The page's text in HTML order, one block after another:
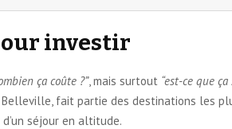
investir
ça coûte ?”, mais surtout “est-ce que
fait partie des destinations les
séjour en altitude.